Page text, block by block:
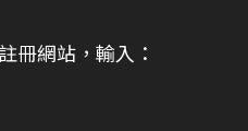
冊網站，輸入：